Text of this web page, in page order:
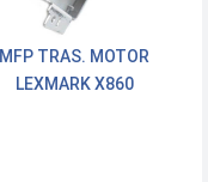
MFP TRAS. MOTOR
LEXMARK X860